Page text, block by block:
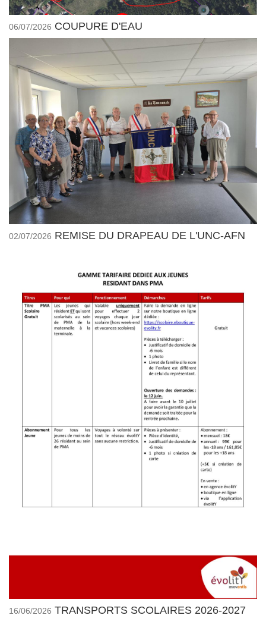
06/07/2026 COUPURE D'EAU
02/07/2026 REMISE DU DRAPEAU DE L'UNC-AFN
16/06/2026 TRANSPORTS SCOLAIRES 2026-2027